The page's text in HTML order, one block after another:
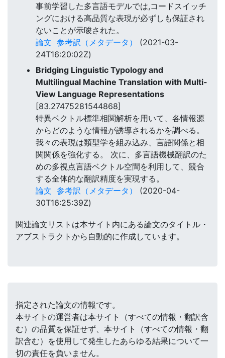
事前学習した多言語モデルでは,コードスイッチ
ングにおける高品質な表現が必ずしも保証され
ないことが示唆された。
論文 参考訳（メタデータ）
(2021-03-
24T16:20:02Z)
Bridging Linguistic Typology and
Multilingual Machine Translation with Multi-
View Language Representations
[83.27475281544868]
特異ベクトル標準相関解析を用いて、各情報源
からどのような情報が誘導されるかを調べる。
我々の表現は類型学を組み込み、言語関係と相
関関係を強化する。 次に、多言語機械翻訳のた
めの多視点言語ベクトル空間を利用して、競合
する全体的な翻訳精度を実現する。
論文 参考訳（メタデータ）
(2020-04-
30T16:25:39Z)
関連論文リストは本サイト内にある論文のタイトル・
アブストラクトから自動的に作成しています。
指定された論文の情報です。
本サイトの運営者は本サイト（すべての情報・翻訳含
む）の品質を保証せず、本サイト（すべての情報・翻
訳含む）を使用して発生したあらゆる結果について一
切の責任を負いません。